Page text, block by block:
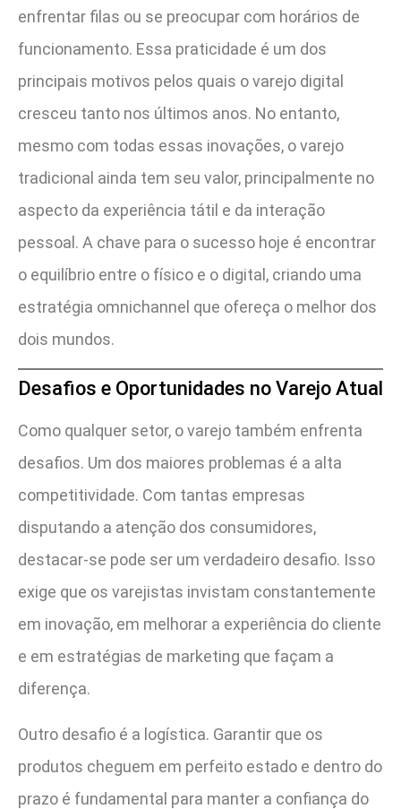
enfrentar filas ou se preocupar com horários de
funcionamento. Essa praticidade é um dos
principais motivos pelos quais o varejo digital
cresceu tanto nos últimos anos. No entanto,
mesmo com todas essas inovações, o varejo
tradicional ainda tem seu valor, principalmente no
aspecto da experiência tátil e da interação
pessoal. A chave para o sucesso hoje é encontrar
o equilíbrio entre o físico e o digital, criando uma
estratégia omnichannel que ofereça o melhor dos
dois mundos.
Desafios e Oportunidades no Varejo Atual
Como qualquer setor, o varejo também enfrenta
desafios. Um dos maiores problemas é a alta
competitividade. Com tantas empresas
disputando a atenção dos consumidores,
destacar-se pode ser um verdadeiro desafio. Isso
exige que os varejistas invistam constantemente
em inovação, em melhorar a experiência do cliente
e em estratégias de marketing que façam a
diferença.
Outro desafio é a logística. Garantir que os
produtos cheguem em perfeito estado e dentro do
prazo é fundamental para manter a confiança do